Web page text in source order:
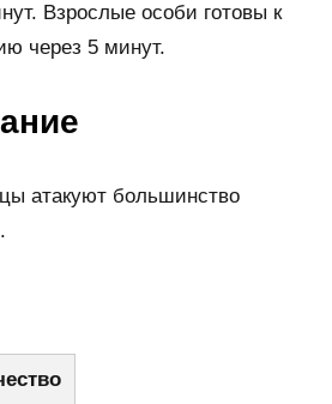
Взрослые особи готовы к
через 5 минут.
атакуют большинство